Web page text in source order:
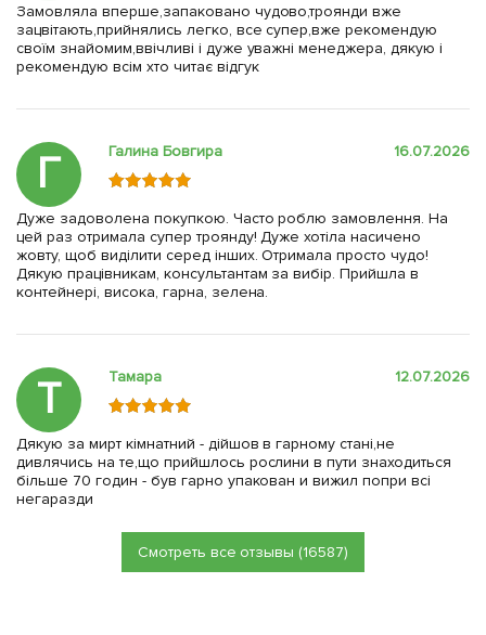
Замовляла вперше,запаковано чудово,троянди вже
зацвітають,прийнялись легко, все супер,вже рекомендую
своїм знайомим,ввічливі і дуже уважні менеджера, дякую і
рекомендую всім хто читає відгук
Г Галина Бовгира 16.07.2026
Дуже задоволена покупкою. Часто роблю замовлення. На
цей раз отримала супер троянду! Дуже хотіла насичено
жовту, щоб виділити серед інших. Отримала просто чудо!
Дякую працівникам, консультантам за вибір. Прийшла в
контейнері, висока, гарна, зелена.
Т Тамара 12.07.2026
Дякую за мирт кімнатний - дійшов в гарному стані,не
дивлячись на те,що прийшлось рослини в пути знаходиться
більше 70 годин - був гарно упакован и вижил попри всі
негаразди
Смотреть все отзывы (16587)